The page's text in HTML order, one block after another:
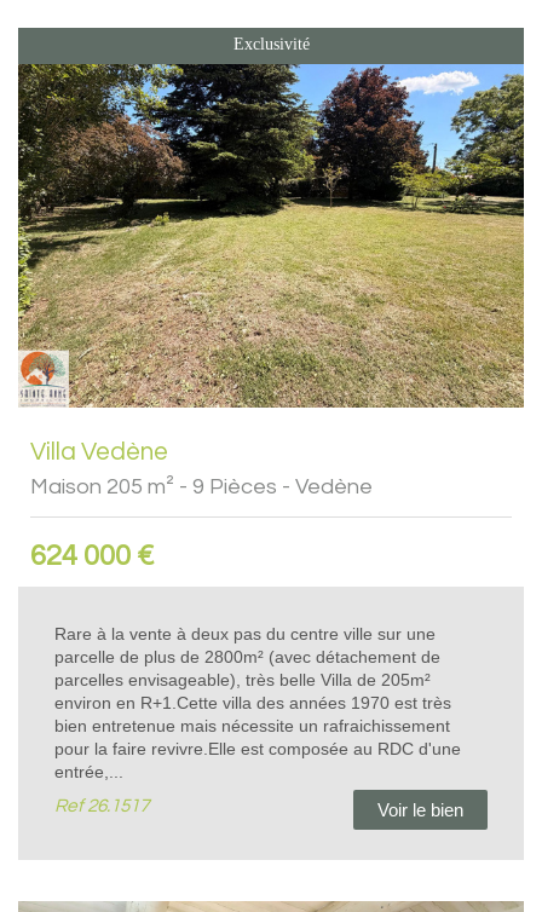
Exclusivité
Villa Vedène
Maison 205 m² - 9 Pièces - Vedène
624 000 €
Rare à la vente à deux pas du centre ville sur une
parcelle de plus de 2800m² (avec détachement de
parcelles envisageable), très belle Villa de 205m²
environ en R+1.Cette villa des années 1970 est très
bien entretenue mais nécessite un rafraichissement
pour la faire revivre.Elle est composée au RDC d'une
entrée,...
Ref26.1517 Voir le bien